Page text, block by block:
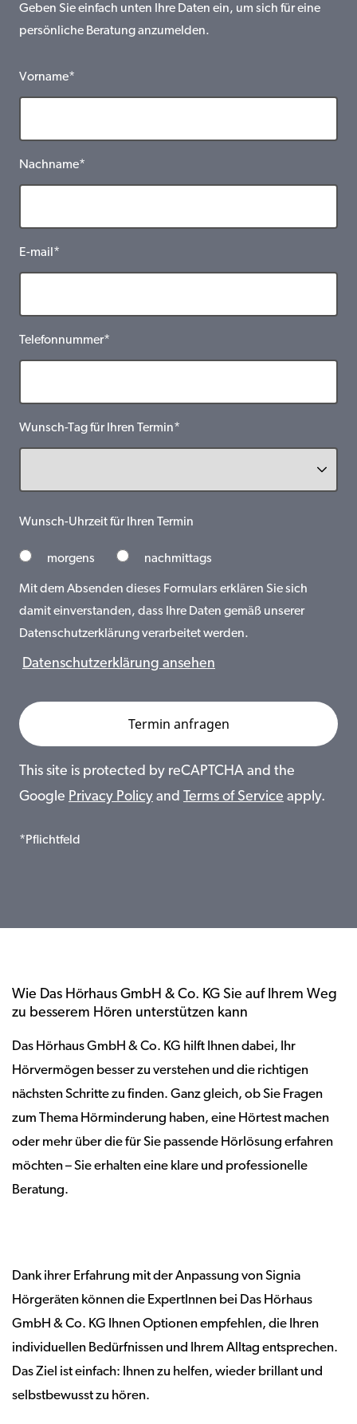
Geben Sie einfach unten Ihre Daten ein, um sich für eine
persönliche Beratung anzumelden.
Vorname*
Nachname*
E-mail*
Telefonnummer*
Wunsch-Tag für Ihren Termin*
Wunsch-Uhrzeit für Ihren Termin
morgens nachmittags
Mit dem Absenden dieses Formulars erklären Sie sich
damit einverstanden, dass Ihre Daten gemäß unserer
Datenschutzerklärung verarbeitet werden.
Datenschutzerklärung ansehen
This site is protected by reCAPTCHA and the
Google Privacy Policy and Terms of Service apply.
*Pflichtfeld
Wie Das Hörhaus GmbH & Co. KG Sie auf Ihrem Weg
zu besserem Hören unterstützen kann
Das Hörhaus GmbH & Co. KG hilft Ihnen dabei, Ihr
Hörvermögen besser zu verstehen und die richtigen
nächsten Schritte zu finden. Ganz gleich, ob Sie Fragen
zum Thema Hörminderung haben, eine Hörtest machen
oder mehr über die für Sie passende Hörlösung erfahren
möchten – Sie erhalten eine klare und professionelle
Beratung.
Dank ihrer Erfahrung mit der Anpassung von Signia
Hörgeräten können die ExpertInnen bei Das Hörhaus
GmbH & Co. KG Ihnen Optionen empfehlen, die Ihren
individuellen Bedürfnissen und Ihrem Alltag entsprechen.
Das Ziel ist einfach: Ihnen zu helfen, wieder brillant und
selbstbewusst zu hören.